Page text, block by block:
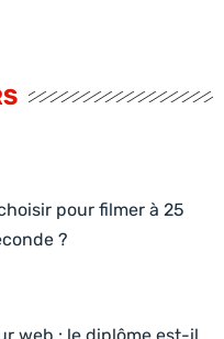
pour filmer à 25
?